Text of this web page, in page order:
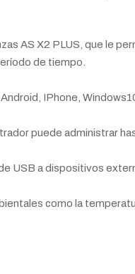
AS X2 PLUS, que le
de tiempo.
IPhone,
puede administrar
USB a dispositivos
como la